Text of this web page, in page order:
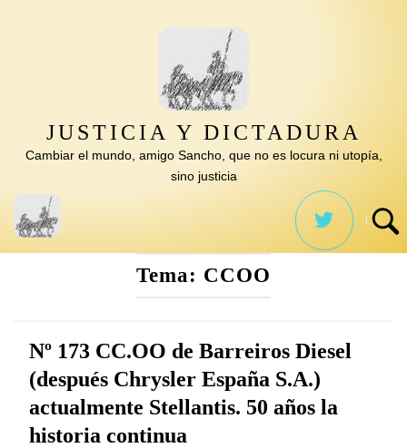
JUSTICIA Y DICTADURA
Cambiar el mundo, amigo Sancho, que no es locura ni utopía,
sino justicia
Tema: CCOO
Nº 173 CC.OO de Barreiros Diesel
(después Chrysler España S.A.)
actualmente Stellantis. 50 años la
historia continua